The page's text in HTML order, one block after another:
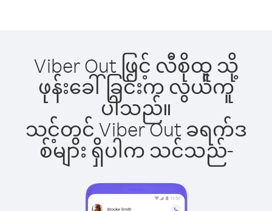
Viber Out ဖြင့် လီစိုထူ သို့
ဖုန်းခေါ်ခြင်းက လွယ်ကူ
ပါသည်။
သင့်တွင် Viber Out ခရက်ဒ
စ်များ ရှိပါက သင်သည်-